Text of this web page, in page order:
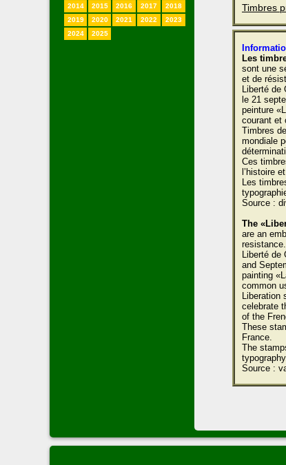
2014
2015 2016 2017
2018
2019
2020 2021 2022
2023
2024
2025
Timbres
Les
sont une
et de
Liberté de
le 21
peinture
courant et
Timbres
mondiale
Ces
l’histoire
Les
Source :
The
are an
Liberté de
and
painting
common
Liberation
celebrate
of the
These
France.
The
Source :